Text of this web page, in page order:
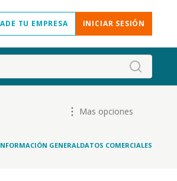
TU EMPRESA INICIAR SESIÓN
Mas opciones
GENERALDATOS COMERCIALES